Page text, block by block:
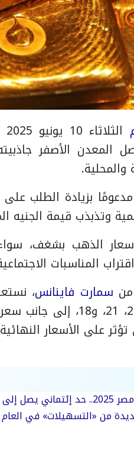
المعدن الأصفر
والمحلية.
مدعومًا بزيادة الطلب
وتذبذب قيمة الجنيه
الذهب بشغف،
المناسبات
سمارت فاينانس،
بما في ذلك عيار 24،
على الأسعار
ألف جنيه
من «التسهيلات» في